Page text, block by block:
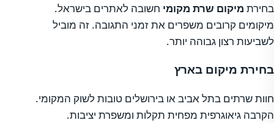
בחירת מיקום שרת מקומי חשובה לאתרים בישראל.
מיקומים קרובים משפרים את זמני התגובה. זה מוביל
לשביעות רצון גבוהה יותר.
בחירת מיקום בארץ
חוות שרתים בתל אביב או בירושלים טובות לשוק המקומי.
הקרבה גיאוגרפית מפחית תקלות ומשפרת יציבות.